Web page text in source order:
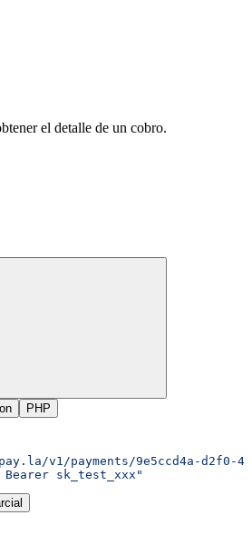
el detalle de un cobro.
PHP
v1/payments/9e5ccd4a-d2f0-
sk_test_xxx"